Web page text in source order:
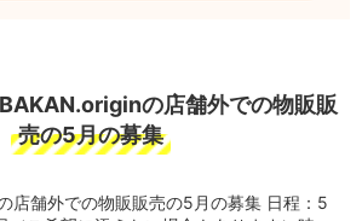
の店舗外での物販販
売の5月の募集
店舗外での物販販売の5月の募集 日程：5